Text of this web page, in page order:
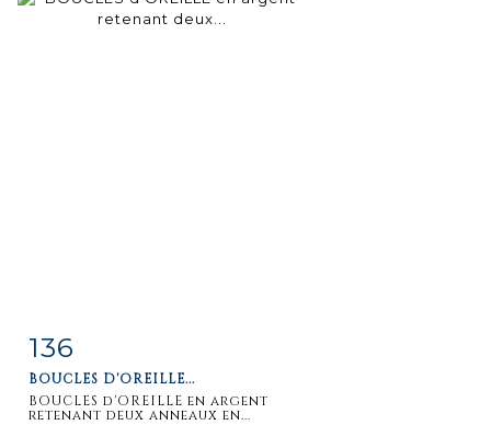
Item detail
136
BOUCLES D'OREILLE...
BOUCLES d'OREILLE en argent
retenant deux anneaux en...